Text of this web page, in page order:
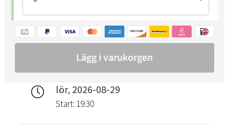
lör, 2026-08-29
Start: 19:30